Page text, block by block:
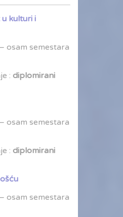
kulturi i
osam semestara
: diplomirani
osam semestara
: diplomirani
osam semestara